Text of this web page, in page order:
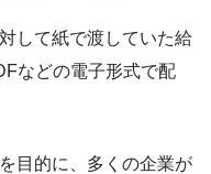
して紙で渡していた給
などの電子形式で配
目的に、多くの企業が